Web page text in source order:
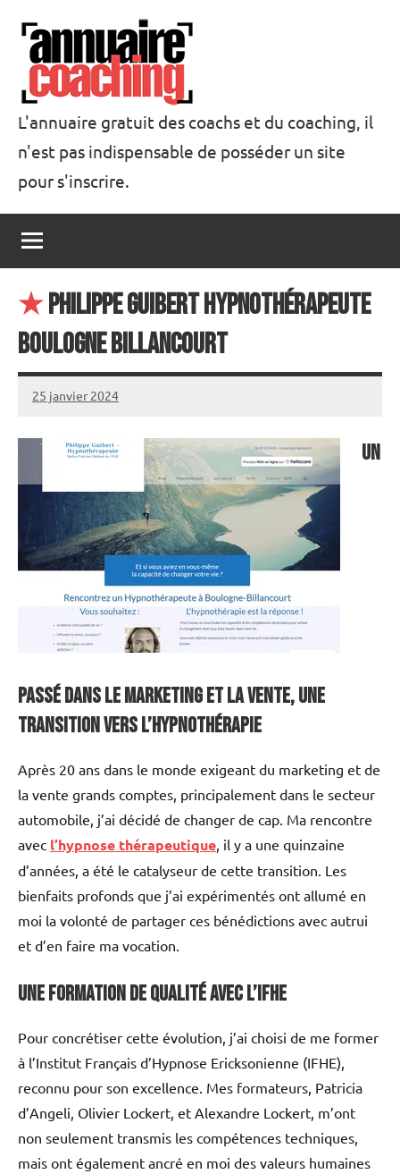
contenu
Annuaire
Coaching
L'annuaire gratuit des coachs et du coaching, il
n'est pas indispensable de posséder un site
pour s'inscrire.
★Philippe Guibert Hypnothérapeute
Boulogne Billancourt
25 janvier 2024
annuairecoaching
Un
Passé dans le Marketing et la Vente, une
Transition vers l’Hypnothérapie
Après 20 ans dans le monde exigeant du marketing et de
la vente grands comptes, principalement dans le secteur
automobile, j’ai décidé de changer de cap. Ma rencontre
avec l’hypnose thérapeutique , il y a une quinzaine
d’années, a été le catalyseur de cette transition. Les
bienfaits profonds que j’ai expérimentés ont allumé en
moi la volonté de partager ces bénédictions avec autrui
et d’en faire ma vocation.
Une Formation de Qualité avec l’IFHE
Pour concrétiser cette évolution, j’ai choisi de me former
à l’Institut Français d’Hypnose Ericksonienne (IFHE),
reconnu pour son excellence. Mes formateurs, Patricia
d’Angeli, Olivier Lockert, et Alexandre Lockert, m’ont
non seulement transmis les compétences techniques,
mais ont également ancré en moi des valeurs humaines